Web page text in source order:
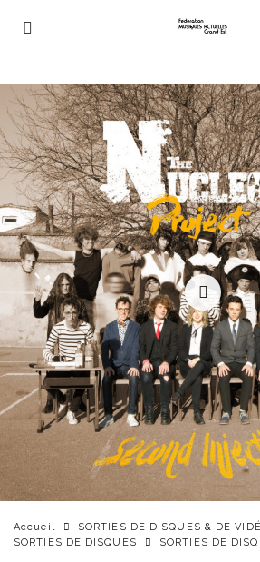
Accueil
SORTIES DE DISQUES & DE
SORTIES DE DISQUES
SORTIES DE